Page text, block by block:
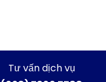
Tư vấn dịch vụ